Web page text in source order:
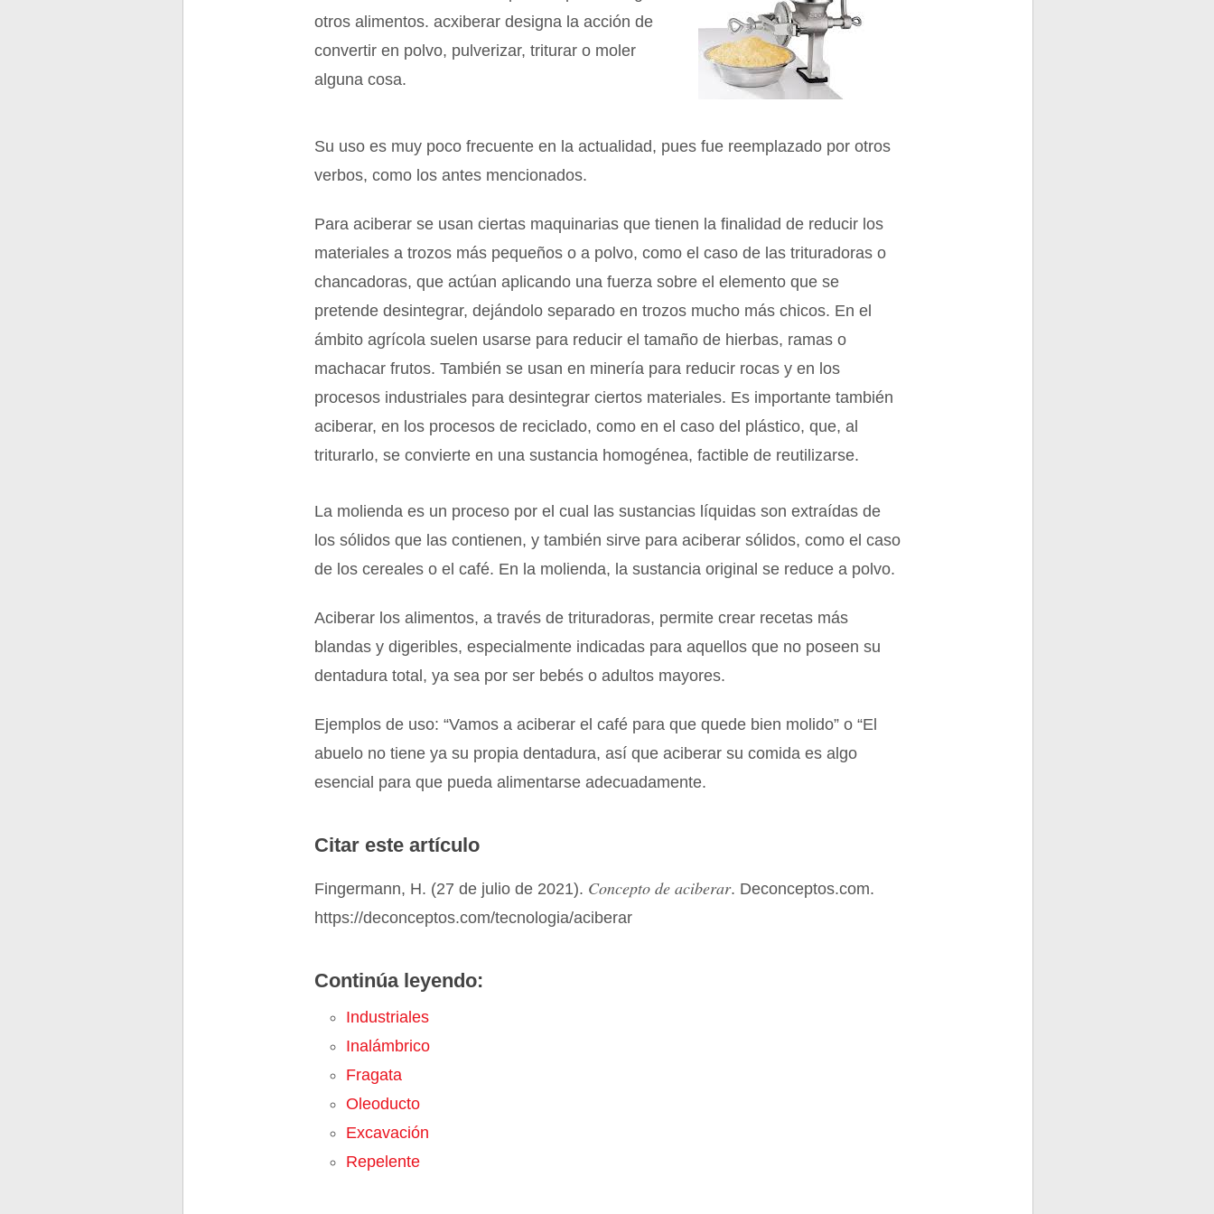
otros alimentos. acxiberar designa la acción de
convertir en polvo, pulverizar, triturar o moler
alguna cosa.
Su uso es muy poco frecuente en la actualidad, pues fue reemplazado por otros
verbos, como los antes mencionados.
Para aciberar se usan ciertas maquinarias que tienen la finalidad de reducir los
materiales a trozos más pequeños o a polvo, como el caso de las trituradoras o
chancadoras, que actúan aplicando una fuerza sobre el elemento que se
pretende desintegrar, dejándolo separado en trozos mucho más chicos. En el
ámbito agrícola suelen usarse para reducir el tamaño de hierbas, ramas o
machacar frutos. También se usan en minería para reducir rocas y en los
procesos industriales para desintegrar ciertos materiales. Es importante también
aciberar, en los procesos de reciclado, como en el caso del plástico, que, al
triturarlo, se convierte en una sustancia homogénea, factible de reutilizarse.
La molienda es un proceso por el cual las sustancias líquidas son extraídas de
los sólidos que las contienen, y también sirve para aciberar sólidos, como el caso
de los cereales o el café. En la molienda, la sustancia original se reduce a polvo.
Aciberar los alimentos, a través de trituradoras, permite crear recetas más
blandas y digeribles, especialmente indicadas para aquellos que no poseen su
dentadura total, ya sea por ser bebés o adultos mayores.
Ejemplos de uso: “Vamos a aciberar el café para que quede bien molido” o “El
abuelo no tiene ya su propia dentadura, así que aciberar su comida es algo
esencial para que pueda alimentarse adecuadamente.
Citar este artículo
Fingermann, H. (27 de julio de 2021). Concepto de aciberar. Deconceptos.com.
https://deconceptos.com/tecnologia/aciberar
Continúa leyendo:
Industriales
Inalámbrico
Fragata
Oleoducto
Excavación
Repelente